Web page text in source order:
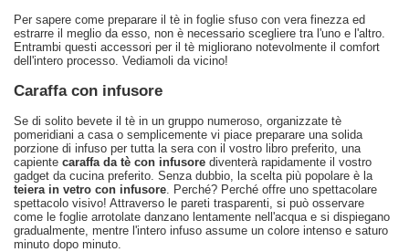
Per sapere come preparare il tè in foglie sfuso con vera finezza ed
estrarre il meglio da esso, non è necessario scegliere tra l'uno e l'altro.
Entrambi questi accessori per il tè migliorano notevolmente il comfort
dell'intero processo. Vediamoli da vicino!
Caraffa con infusore
Se di solito bevete il tè in un gruppo numeroso, organizzate tè
pomeridiani a casa o semplicemente vi piace preparare una solida
porzione di infuso per tutta la sera con il vostro libro preferito, una
capiente caraffa da tè con infusore diventerà rapidamente il vostro
gadget da cucina preferito. Senza dubbio, la scelta più popolare è la
teiera in vetro con infusore . Perché? Perché offre uno spettacolare
spettacolo visivo! Attraverso le pareti trasparenti, si può osservare
come le foglie arrotolate danzano lentamente nell'acqua e si dispiegano
gradualmente, mentre l'intero infuso assume un colore intenso e saturo
minuto dopo minuto.